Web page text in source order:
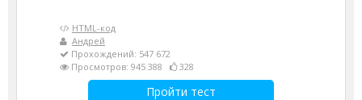
HTML-код
Андрей
Прохождений: 547 672
Просмотров: 945 388
328
Пройти тест